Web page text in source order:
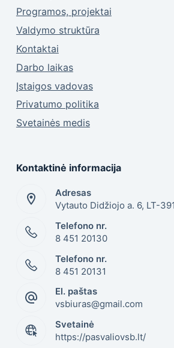
Programos, projektai
Valdymo struktūra
Kontaktai
Darbo laikas
Įstaigos vadovas
Privatumo politika
Svetainės medis
Kontaktinė informacija
Adresas
Vytauto Didžiojo a. 6, LT-
Telefono nr.
8 451 20130
Telefono nr.
8 451 20131
El. paštas
vsbiuras@gmail.com
Svetainė
https://pasvaliovsb.lt/